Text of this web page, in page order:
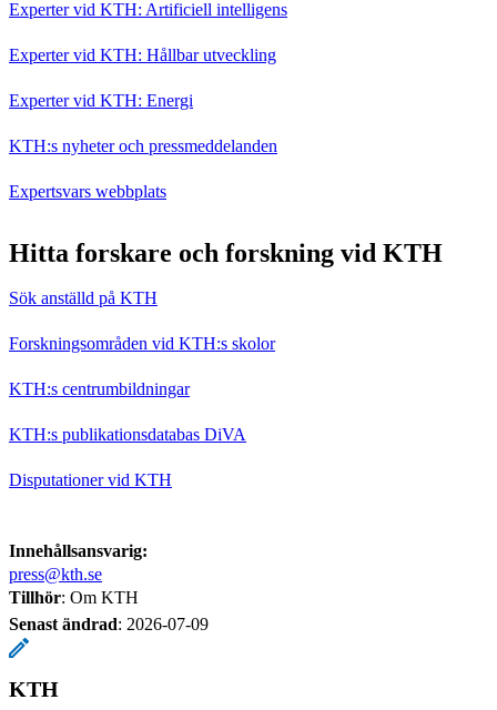
Experter vid KTH: Artificiell intelligens
Experter vid KTH: Hållbar utveckling
Experter vid KTH: Energi
KTH:s nyheter och pressmeddelanden
Expertsvars webbplats
Hitta forskare och forskning vid KTH
Sök anställd på KTH
Forskningsområden vid KTH:s skolor
KTH:s centrumbildningar
KTH:s publikationsdatabas DiVA
Disputationer vid KTH
Innehållsansvarig:
press@kth.se
Tillhör: Om KTH
Senast ändrad: 2026-07-09
KTH